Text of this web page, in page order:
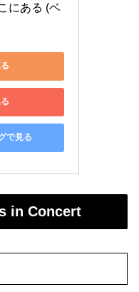
にある (ベ
で見る
in Concert